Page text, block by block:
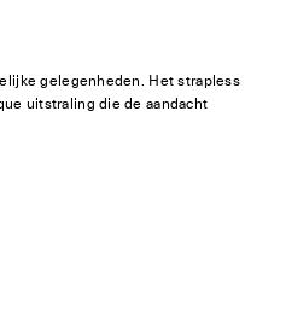
gelegenheden. Het strapless
uitstraling die de aandacht